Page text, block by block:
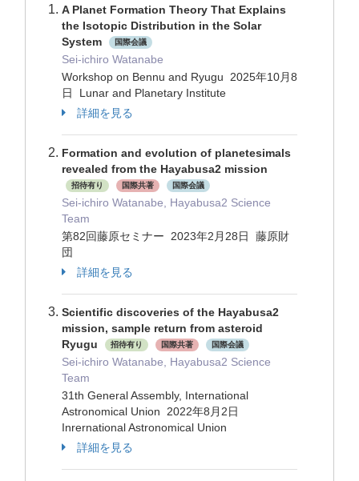
A Planet Formation Theory That Explains
the Isotopic Distribution in the Solar
System
国際会議
Sei-ichiro Watanabe
Workshop on Bennu and Ryugu 2025年10月8
日 Lunar and Planetary Institute
詳細を見る
Formation and evolution of planetesimals
revealed from the Hayabusa2 mission
招待有り 国際共著 国際会議
Sei-ichiro Watanabe, Hayabusa2 Science
Team
第82回藤原セミナー 2023年2月28日 藤原財
団
詳細を見る
Scientific discoveries of the Hayabusa2
mission, sample return from asteroid
Ryugu
招待有り 国際共著 国際会議
Sei-ichiro Watanabe, Hayabusa2 Science
Team
31th General Assembly, International
Astronomical Union 2022年8月2日
Inrernational Astronomical Union
詳細を見る